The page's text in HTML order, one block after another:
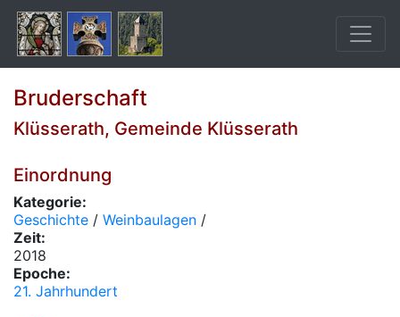
Bruderschaft
Klüsserath, Gemeinde Klüsserath
Einordnung
Kategorie:
Geschichte / Weinbaulagen /
Zeit:
2018
Epoche:
21. Jahrhundert